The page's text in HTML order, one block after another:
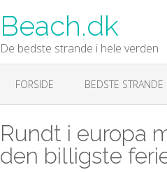
Beach.dk
De bedste strande i hele verden
FORSIDE BEDSTE STRANDE
Rundt i europa
den billigste